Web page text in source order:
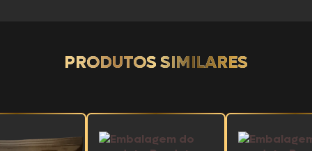
PRODUTOS SIMILARES